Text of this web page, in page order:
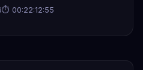
⏱ 00:22:12:55